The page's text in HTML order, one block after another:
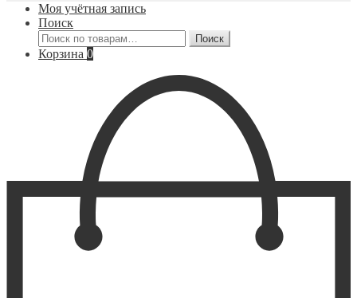
Моя учётная запись
Поиск
Искать:
Поиск
Корзина 0